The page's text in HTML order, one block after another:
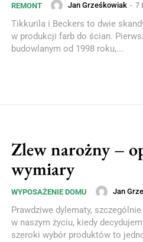
REMONT Jan Grześkowiak - 7
Tikkurila i Beckers to dwie
w produkcji farb do ścian.
budowlanym od 1998 roku,...
Zlew narożny –
wymiary
WYPOSAŻENIE DOMU Jan
Prawdziwe dylematy,
w naszym życiu, kiedy
szeroki wybór produktów to